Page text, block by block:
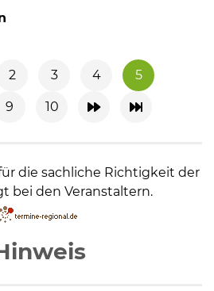
2 3 4 5
9 10
die sachliche Richtigkeit der
bei den Veranstaltern.